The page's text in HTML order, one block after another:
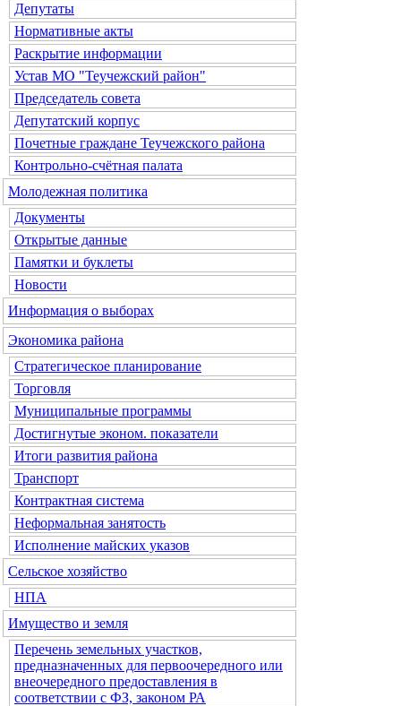
Депутаты
Нормативные акты
Раскрытие информации
Устав МО "Теучежский район"
Председатель совета
Депутатский корпус
Почетные граждане Теучежского района
Контрольно-счётная палата
Молодежная политика
Документы
Открытые данные
Памятки и буклеты
Новости
Информация о выборах
Экономика района
Стратегическое планирование
Торговля
Муниципальные программы
Достигнутые эконом. показатели
Итоги развития района
Транспорт
Контрактная система
Неформальная занятость
Исполнение майских указов
Сельское хозяйство
НПА
Имущество и земля
Перечень земельных участков,
предназначенных для первоочередного или
внеочередного предоставления в
соответствии с ФЗ, законом РА